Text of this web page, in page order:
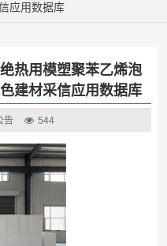
应用数据库
热用模塑聚苯乙烯泡
建材采信应用数据库
告 544